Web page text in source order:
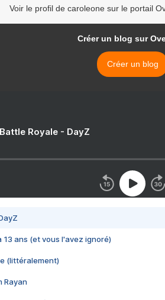
Voir le profil de caroleone sur le portail
Créer un blog sur
Créer un blog
Royale - DayZ
13 ans (et vous l'avez ignoré)
(littéralement)
Rayan